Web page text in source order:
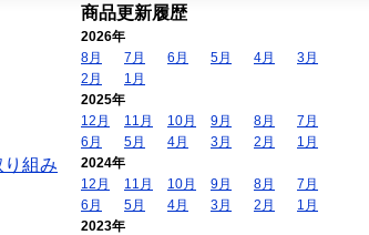
り組み
商品更新履歴
2026年
8月
7月 6月 5月 4月
3月
2月
1月
2025年
12月
11月 10月 9月 8月
7月
6月
5月 4月 3月 2月
1月
2024年
12月
11月 10月 9月 8月
7月
6月
5月 4月 3月 2月
1月
2023年